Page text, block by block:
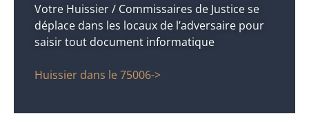
Votre Huissier / Commissaires de Justice se
déplace dans les locaux de l’adversaire pour
saisir tout document informatique
Huissier dans le 75006->